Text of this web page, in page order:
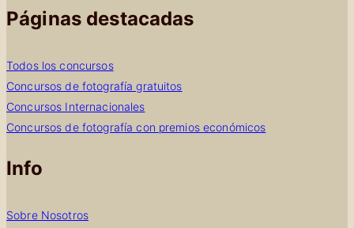
Páginas destacadas
Todos los concursos
Concursos de fotografía gratuitos
Concursos Internacionales
Concursos de fotografía con premios económicos
Info
Sobre Nosotros